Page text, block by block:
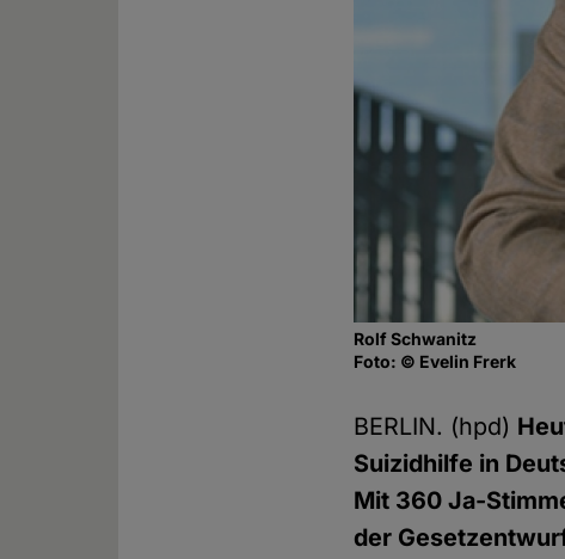
Rolf Schwanitz
Foto: © Evelin Frerk
BERLIN. (hpd)
Suizidhilfe in
Mit 360 Ja-
der